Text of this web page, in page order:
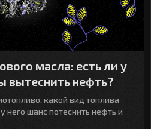
масла: есть ли у
вытеснить нефть?
какой вид топлива
него шанс потеснить нефть и